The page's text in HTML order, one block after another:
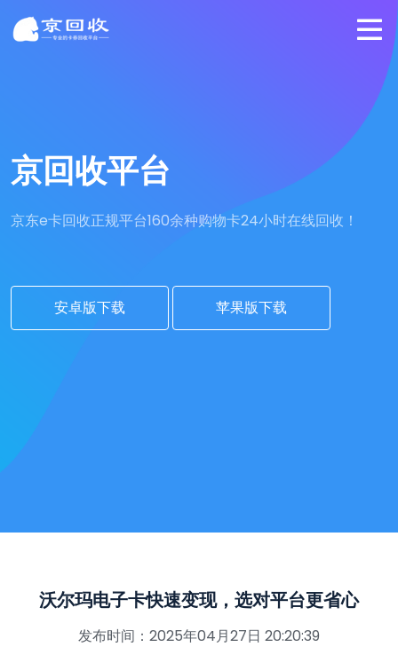
京回收平台
京东e卡回收正规平台160余种购物卡24小时在线回收！
安卓版下载 苹果版下载
沃尔玛电子卡快速变现，选对平台更省心
发布时间：2025年04月27日 20:20:39